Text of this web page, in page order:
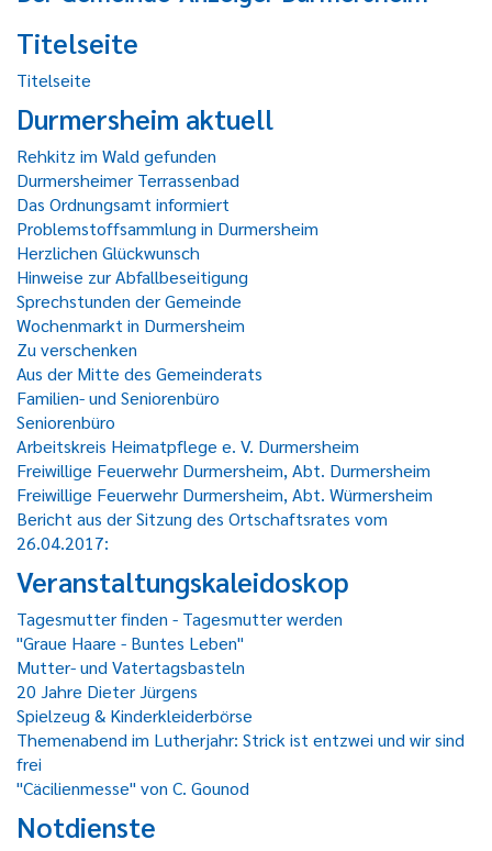
Titelseite
Titelseite
Durmersheim aktuell
Rehkitz im Wald gefunden
Durmersheimer Terrassenbad
Das Ordnungsamt informiert
Problemstoffsammlung in Durmersheim
Herzlichen Glückwunsch
Hinweise zur Abfallbeseitigung
Sprechstunden der Gemeinde
Wochenmarkt in Durmersheim
Zu verschenken
Aus der Mitte des Gemeinderats
Familien- und Seniorenbüro
Seniorenbüro
Arbeitskreis Heimatpflege e. V. Durmersheim
Freiwillige Feuerwehr Durmersheim, Abt. Durmersheim
Freiwillige Feuerwehr Durmersheim, Abt. Würmersheim
Bericht aus der Sitzung des Ortschaftsrates vom
26.04.2017:
Veranstaltungskaleidoskop
Tagesmutter finden - Tagesmutter werden
"Graue Haare - Buntes Leben"
Mutter- und Vatertagsbasteln
20 Jahre Dieter Jürgens
Spielzeug & Kinderkleiderbörse
Themenabend im Lutherjahr: Strick ist entzwei und wir sind
frei
"Cäcilienmesse" von C. Gounod
Notdienste